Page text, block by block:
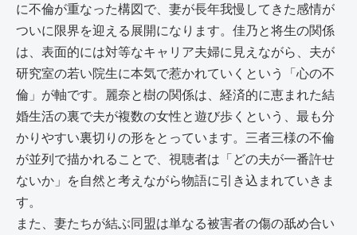
に不倫が重なった構図で、妻が長年我慢してきた感情が
ついに限界を迎える展開になります。佳乃と将生の関係
は、表面的には対等なキャリア夫婦に見えながら、夫が
研究室の若い院生に本気で惹かれていくという「心の不
倫」が軸です。麗奈と樹の関係は、経済的に恵まれた結
婚生活の裏で夫が複数の女性と遊び歩くという、最も分
かりやすい裏切りの形をとっています。三者三様の不倫
が並列で描かれることで、視聴者は「どの夫が一番許せ
ないか」を自然と考えながら物語に引き込まれていきま
す。
また、妻たちが結ぶ同盟は単なる被害者の傷の舐め合い